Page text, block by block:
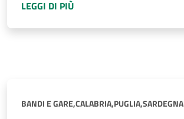
LEGGI DI PIÙ
BANDI E GARE,CALABRIA,PUGLIA,SARDEGNA